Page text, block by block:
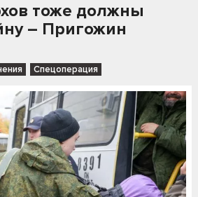
тоже должны
– Пригожин
Спецоперация